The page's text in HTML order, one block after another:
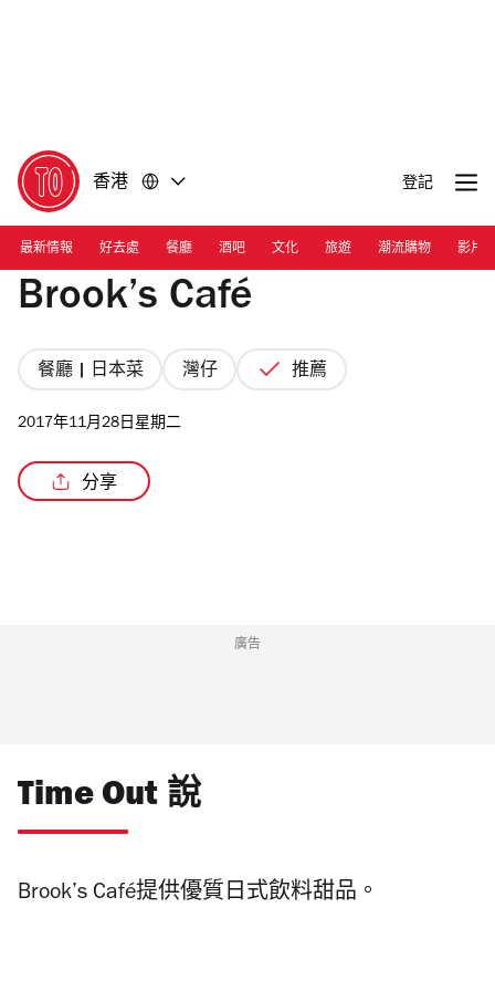
香港 登記
最新情報 好去處 餐廳 酒吧 文化 旅遊 潮流購物 影片
Brook’s Café
餐廳 | 日本菜 灣仔 推薦
2017年11月28日星期二
分享
廣告
Time Out 說
Brook’s Café提供優質日式飲料甜品。